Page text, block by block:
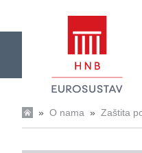
» O nama » Zaštita